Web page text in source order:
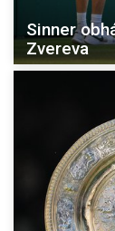
Sinner
Zvereva